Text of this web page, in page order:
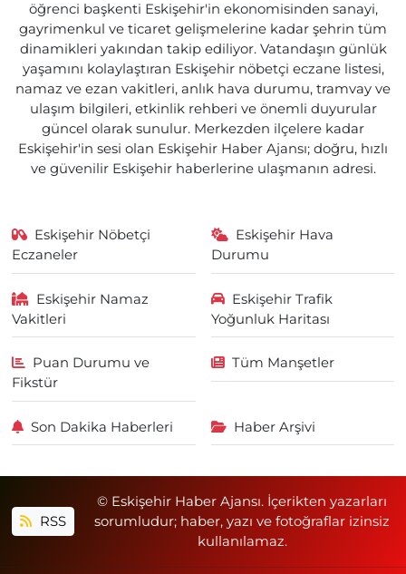
öğrenci başkenti Eskişehir'in ekonomisinden sanayi,
gayrimenkul ve ticaret gelişmelerine kadar şehrin tüm
dinamikleri yakından takip ediliyor. Vatandaşın günlük
yaşamını kolaylaştıran Eskişehir nöbetçi eczane listesi,
namaz ve ezan vakitleri, anlık hava durumu, tramvay ve
ulaşım bilgileri, etkinlik rehberi ve önemli duyurular
güncel olarak sunulur. Merkezden ilçelere kadar
Eskişehir'in sesi olan Eskişehir Haber Ajansı; doğru, hızlı
ve güvenilir Eskişehir haberlerine ulaşmanın adresi.
Eskişehir Nöbetçi
Eczaneler
Eskişehir Hava
Durumu
Eskişehir Namaz
Vakitleri
Eskişehir Trafik
Yoğunluk Haritası
Puan Durumu ve
Fikstür
Tüm Manşetler
Son Dakika Haberleri Haber Arşivi
RSS
© Eskişehir Haber Ajansı. İçerikten yazarları
sorumludur; haber, yazı ve fotoğraflar izinsiz
kullanılamaz.